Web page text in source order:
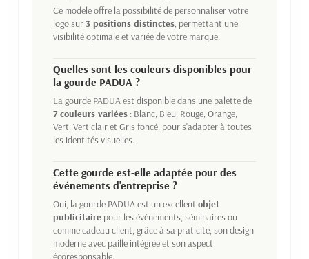
Ce modèle offre la possibilité de personnaliser votre
logo sur3 positions distinctes, permettant une
visibilité optimale et variée de votre marque.
Quelles sont les couleurs disponibles pour
la gourde PADUA ?
La gourde PADUA est disponible dans une palette de
7 couleurs variées : Blanc, Bleu, Rouge, Orange,
Vert, Vert clair et Gris foncé, pour s'adapter à toutes
les identités visuelles.
Cette gourde est-elle adaptée pour des
événements d'entreprise ?
Oui, la gourde PADUA est un excellent objet
publicitaire pour les événements, séminaires ou
comme cadeau client, grâce à sa praticité, son design
moderne avec paille intégrée et son aspect
écoresponsable.